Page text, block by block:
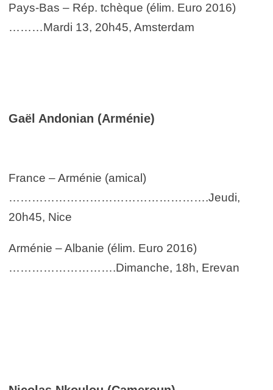
Pays-Bas – Rép. tchèque (élim. Euro 2016)
………Mardi 13, 20h45, Amsterdam
Gaël Andonian (Arménie)
France – Arménie (amical)
…………………………………………….Jeudi,
20h45, Nice
Arménie – Albanie (élim. Euro 2016)
……………………….Dimanche, 18h, Erevan